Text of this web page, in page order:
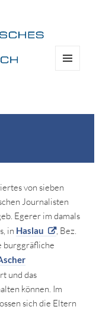
von sieben
Journalisten
Egerer im damals
in Haslau
, Bez.
burggräfliche
und das
können. Im
sich die Eltern